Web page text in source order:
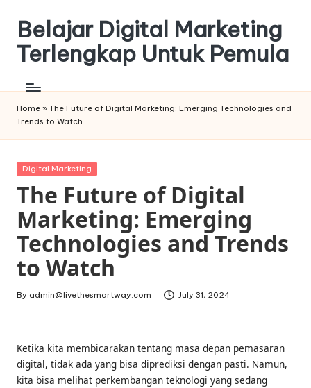
content
Belajar Digital Marketing
Terlengkap Untuk Pemula
Home » The Future of Digital Marketing: Emerging Technologies and
Trends to Watch
Posted
Digital Marketing
The Future of Digital
Marketing: Emerging
Technologies and Trends
to Watch
Posted
By admin@livethesmartway.com July 31, 2024
Ketika kita membicarakan tentang masa depan pemasaran
digital, tidak ada yang bisa diprediksi dengan pasti. Namun,
kita bisa melihat perkembangan teknologi yang sedang